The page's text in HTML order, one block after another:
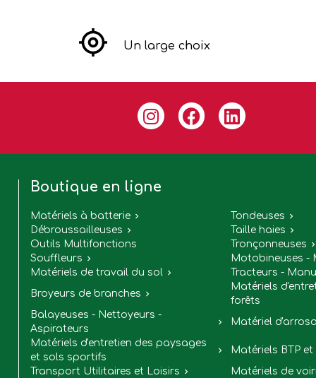
Un large choix
Boutique en ligne
Matériels à batterie  Tondeuses 
Débroussailleuses  Taille haies 
Outils Multifonctions Tronçonneuses
Souffleurs 
Motobineuses -
Matériels de travail du sol 
Tracteurs -
Broyeurs de branches 
Matériels
forêts
Balayeuses - Nettoyeurs -
Aspirateurs

Matériel
Matériels d'entretien des paysages
et sols sportifs

Matériels BTP et
Transport Utilitaires et Loisirs  Matériels de